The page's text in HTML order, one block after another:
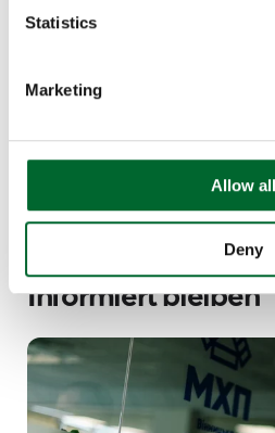
Statistics
Marketing
Allow all
Deny
auszuruhen, ohne zu wackeln.
gerippten Struktur auf der
besseren Halt bietet, wenn
Erkunden Sie die
Informiert bleiben